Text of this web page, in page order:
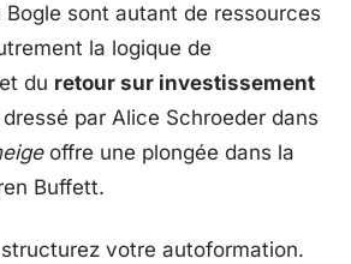
sont autant de ressources
la logique de
du retour sur investissement
par Alice Schroeder dans
offre une plongée dans la
Buffett.
votre autoformation.